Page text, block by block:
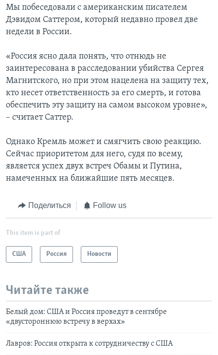
Мы побеседовали с американским писателем
Дэвидом Саттером, который недавно провел две
недели в России.
«Россия ясно дала понять, что отнюдь не
заинтересована в расследовании убийства Сергея
Магнитского, но при этом нацелена на защиту тех,
кто несет ответственность за его смерть, и готова
обеспечить эту защиту на самом высоком уровне»,
– считает Саттер.
Однако Кремль может и смягчить свою реакцию.
Сейчас приоритетом для него, судя по всему,
является успех двух встреч Обамы и Путина,
намеченных на ближайшие пять месяцев.
Поделиться Follow us
This item is part of
США Россия Новости
Читайте также
Белый дом: США и Россия проведут в сентябре
«двустороннюю встречу в верхах»
Лавров: Россия открыта к сотрудничеству с США